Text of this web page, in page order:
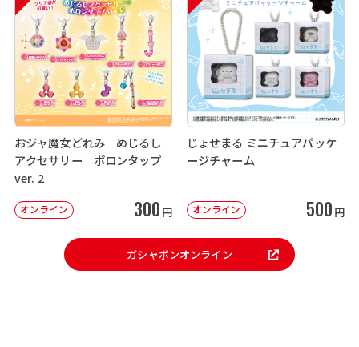
おジャ魔女どれみ めじるし
アクセサリー ポロンタップ
ver. 2
オンライン 300 円
じょせまる ミニチュアパッケ
ージチャーム
オンライン 500 円
ガシャポンオンライン